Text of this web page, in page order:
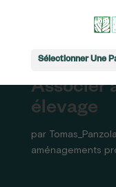
Sélectionner Une
Associer
élevage
par
aménagements